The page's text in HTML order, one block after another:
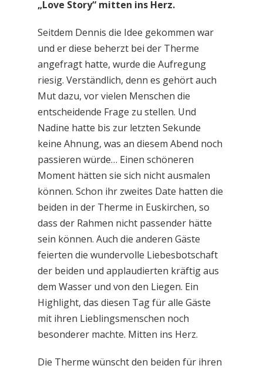
„Love Story“ mitten ins Herz.
Seitdem Dennis die Idee gekommen war
und er diese beherzt bei der Therme
angefragt hatte, wurde die Aufregung
riesig. Verständlich, denn es gehört auch
Mut dazu, vor vielen Menschen die
entscheidende Frage zu stellen. Und
Nadine hatte bis zur letzten Sekunde
keine Ahnung, was an diesem Abend noch
passieren würde… Einen schöneren
Moment hätten sie sich nicht ausmalen
können. Schon ihr zweites Date hatten die
beiden in der Therme in Euskirchen, so
dass der Rahmen nicht passender hätte
sein können. Auch die anderen Gäste
feierten die wundervolle Liebesbotschaft
der beiden und applaudierten kräftig aus
dem Wasser und von den Liegen. Ein
Highlight, das diesen Tag für alle Gäste
mit ihren Lieblingsmenschen noch
besonderer machte. Mitten ins Herz.
Die Therme wünscht den beiden für ihren